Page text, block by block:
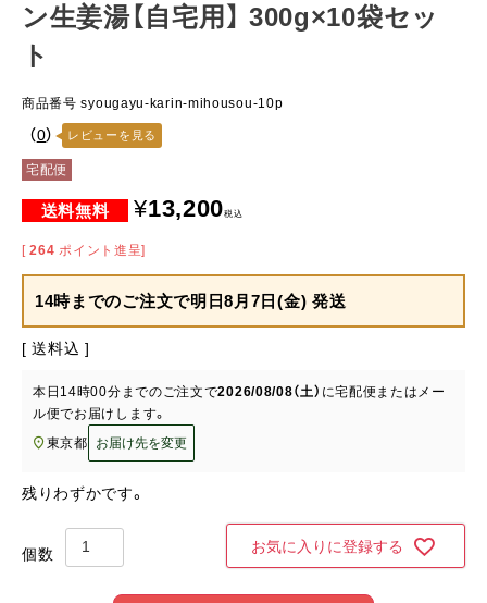
ン生姜湯【自宅用】 300g×10袋セッ
ト
商品番号 syougayu-karin-mihousou-10p
（0） レビューを見る
宅配便
¥13,200税込
[ 264 ポイント進呈]
14時までのご注文で明日8月7日(金) 発送
送料込
本日 14時00分 までのご注文で2026/08/08（土） に宅配便またはメー
ル便でお届けします。
東京都
お届け先を変更
残りわずかです。
お気に入りに登録する